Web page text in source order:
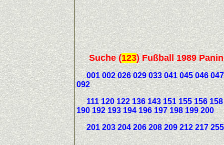
Suche(123) Fußball 1989
001 002 026 029 033 041 045 046 047
092
111 120 122 136 143 151 155 156 158
190 192 193 194 196 197 198 199 200
201 203 204 206 208 209 212 217 255